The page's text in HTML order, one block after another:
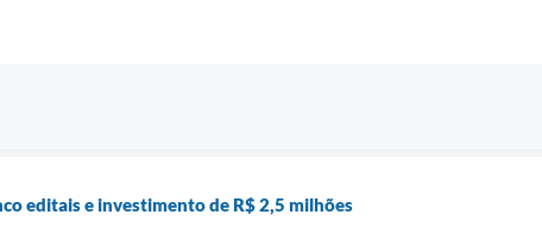
editais e investimento de R$ 2,5 milhões